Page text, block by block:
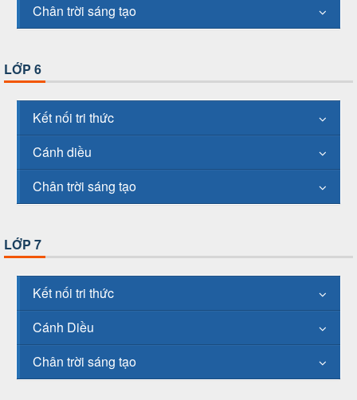
Chân trời sáng tạo
LỚP 6
Kết nối tri thức
Cánh diều
Chân trời sáng tạo
LỚP 7
Kết nối tri thức
Cánh Diều
Chân trời sáng tạo